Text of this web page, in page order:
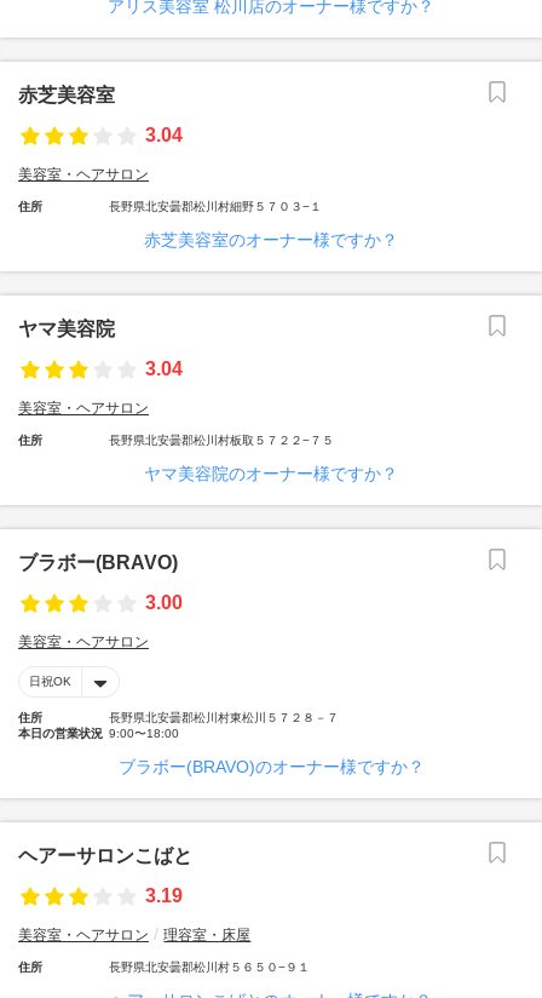
アリス美容室 松川店のオーナー様ですか？
赤芝美容室
3.04
美容室・ヘアサロン
住所 長野県北安曇郡松川村細野５７０３−１
赤芝美容室のオーナー様ですか？
ヤマ美容院
3.04
美容室・ヘアサロン
住所 長野県北安曇郡松川村板取５７２２−７５
ヤマ美容院のオーナー様ですか？
ブラボー(BRAVO)
3.00
美容室・ヘアサロン
日祝OK
住所
長野県北安曇郡松川村東松川５７２８－７
本日の営業状況 9:00〜18:00
ブラボー(BRAVO)のオーナー様ですか？
ヘアーサロンこばと
3.19
美容室・ヘアサロン 理容室・床屋
住所 長野県北安曇郡松川村５６５０−９１